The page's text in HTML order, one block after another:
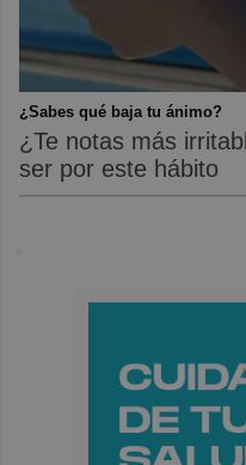
¿Sabes qué baja tu ánimo?
¿Te notas más
ser por este hábito